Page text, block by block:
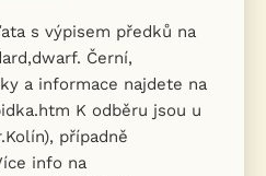
s výpisem předků na
Černí,
a informace najdete na
K odběru jsou u
případně
info na